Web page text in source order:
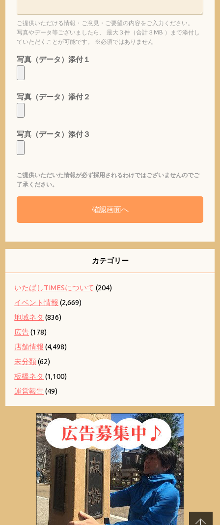
ご提供いただける情報・ご意見・ご要望の内容をご入力ください。
写真やデータ等ございましたら、 最大３件（合計３MB ）まで添付し
ていただくことが可能です。 ※必須ではありません
写真（データ）添付１
写真（データ）添付２
写真（データ）添付３
ご提供いただいた情報が必ず採用されるわけではございませんのでご
了承ください。
カテゴリー
いたばしTIMESについて (204)
イベント情報 (2,669)
地域ネタ (836)
広告(178)
店舗情報 (4,498)
未分類(62)
板橋ネタ (1,100)
運営報告(49)